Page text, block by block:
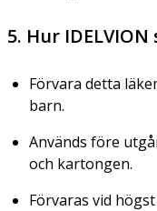
5. Hur
Förvara detta
barn.
Används före
och kartongen.
Förvaras vid högst